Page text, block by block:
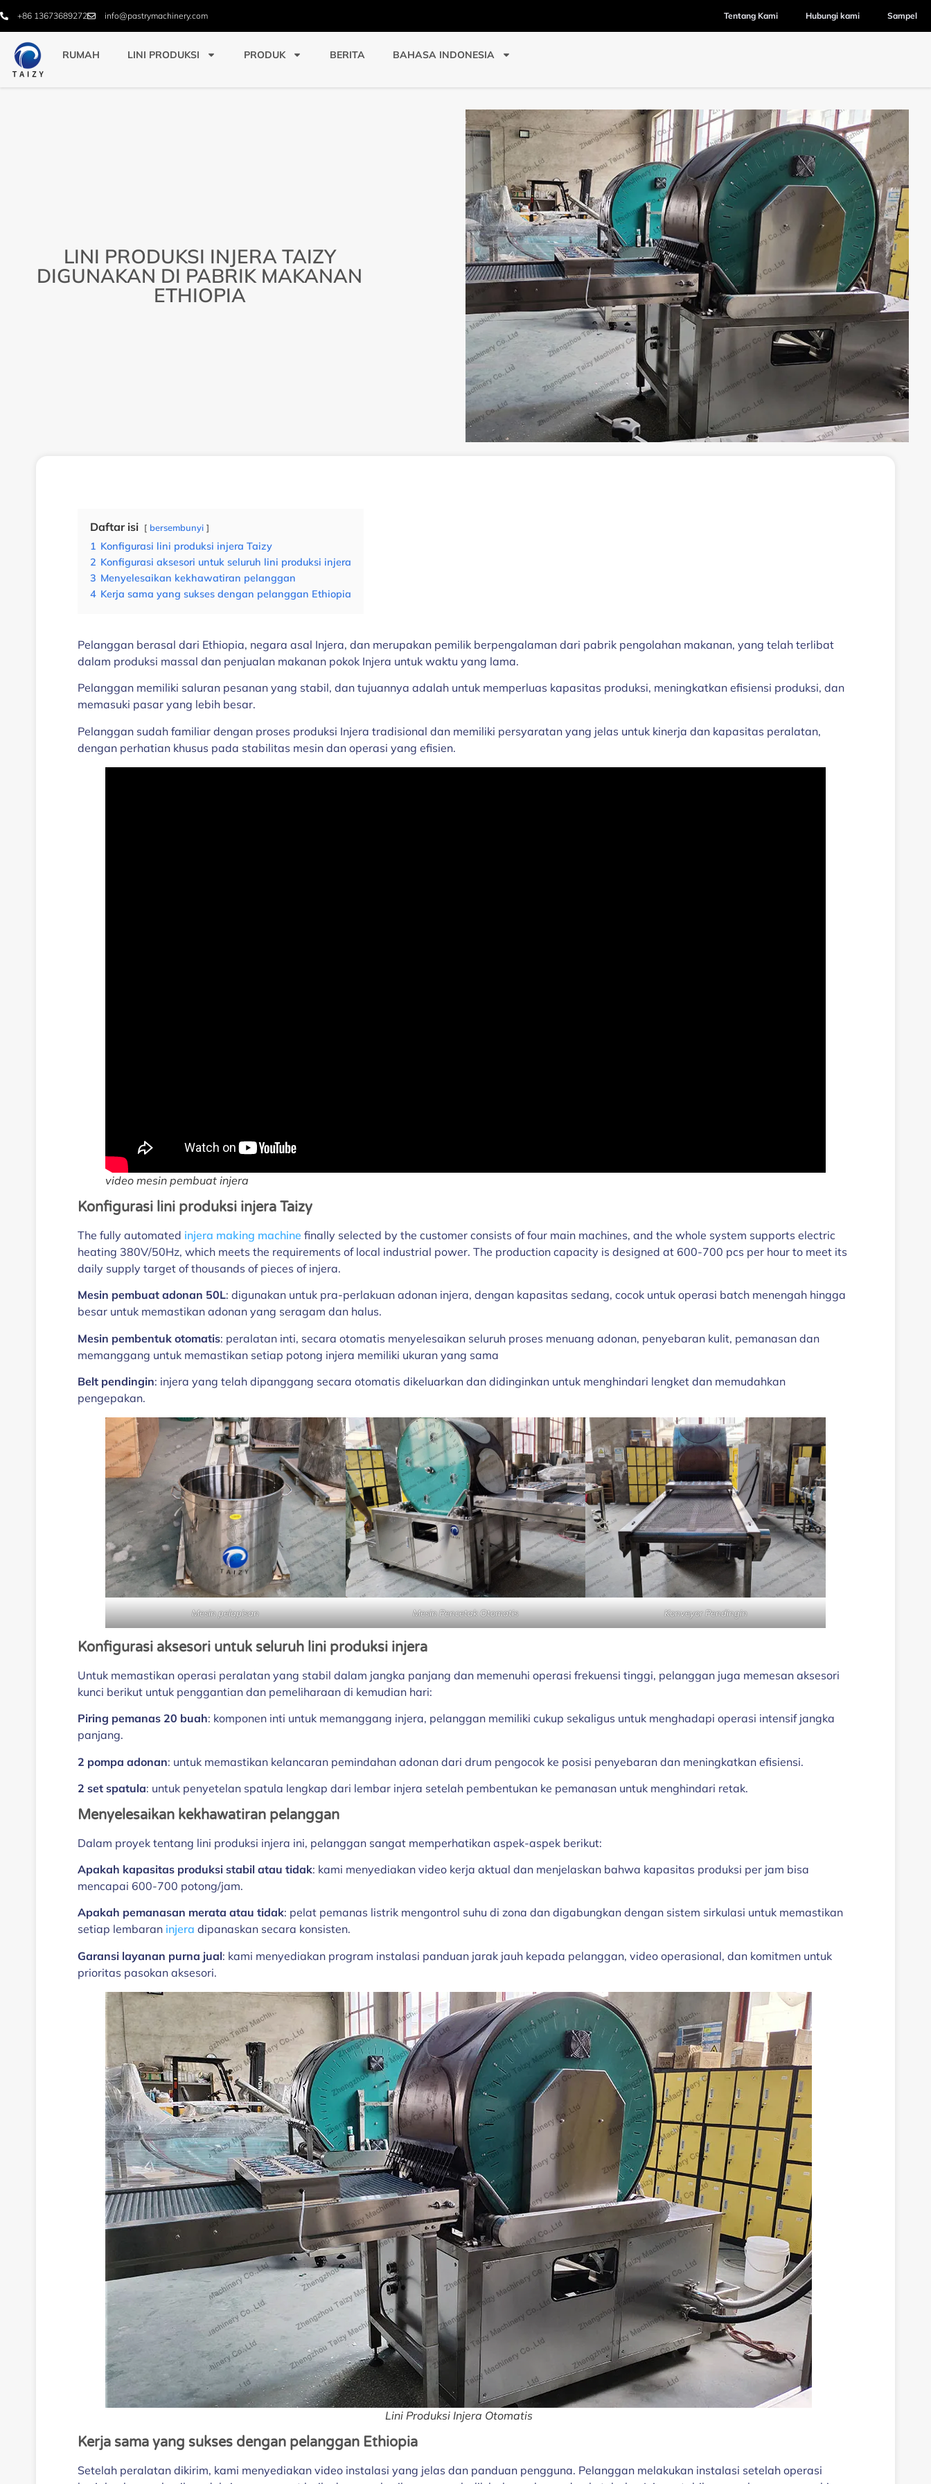
+86 13673689272 info@pastrymachinery.com Tentang Kami Hubungi kami Sampel
RUMAH LINI PRODUKSI PRODUK BERITA BAHASA INDONESIA
LINI PRODUKSI INJERA TAIZY
DIGUNAKAN DI PABRIK MAKANAN
ETHIOPIA
Daftar isi bersembunyi
1 Konfigurasi lini produksi injera Taizy
2 Konfigurasi aksesori untuk seluruh lini produksi injera
3 Menyelesaikan kekhawatiran pelanggan
4 Kerja sama yang sukses dengan pelanggan Ethiopia
Pelanggan berasal dari Ethiopia, negara asal Injera, dan merupakan pemilik berpengalaman dari pabrik pengolahan makanan, yang telah terlibat
dalam produksi massal dan penjualan makanan pokok Injera untuk waktu yang lama.
Pelanggan memiliki saluran pesanan yang stabil, dan tujuannya adalah untuk memperluas kapasitas produksi, meningkatkan efisiensi produksi, dan
memasuki pasar yang lebih besar.
Pelanggan sudah familiar dengan proses produksi Injera tradisional dan memiliki persyaratan yang jelas untuk kinerja dan kapasitas peralatan,
dengan perhatian khusus pada stabilitas mesin dan operasi yang efisien.
video mesin pembuat injera
Konfigurasi lini produksi injera Taizy
The fully automated injera making machine finally selected by the customer consists of four main machines, and the whole system supports electric
heating 380V/50Hz, which meets the requirements of local industrial power. The production capacity is designed at 600-700 pcs per hour to meet its
daily supply target of thousands of pieces of injera.
Mesin pembuat adonan 50L: digunakan untuk pra-perlakuan adonan injera, dengan kapasitas sedang, cocok untuk operasi batch menengah hingga
besar untuk memastikan adonan yang seragam dan halus.
Mesin pembentuk otomatis: peralatan inti, secara otomatis menyelesaikan seluruh proses menuang adonan, penyebaran kulit, pemanasan dan
memanggang untuk memastikan setiap potong injera memiliki ukuran yang sama
Belt pendingin: injera yang telah dipanggang secara otomatis dikeluarkan dan didinginkan untuk menghindari lengket dan memudahkan
pengepakan.
Mesin pelapisan Mesin Pencetak Otomatis Konveyor Pendingin
Konfigurasi aksesori untuk seluruh lini produksi injera
Untuk memastikan operasi peralatan yang stabil dalam jangka panjang dan memenuhi operasi frekuensi tinggi, pelanggan juga memesan aksesori
kunci berikut untuk penggantian dan pemeliharaan di kemudian hari:
Piring pemanas 20 buah: komponen inti untuk memanggang injera, pelanggan memiliki cukup sekaligus untuk menghadapi operasi intensif jangka
panjang.
2 pompa adonan: untuk memastikan kelancaran pemindahan adonan dari drum pengocok ke posisi penyebaran dan meningkatkan efisiensi.
2 set spatula: untuk penyetelan spatula lengkap dari lembar injera setelah pembentukan ke pemanasan untuk menghindari retak.
Menyelesaikan kekhawatiran pelanggan
Dalam proyek tentang lini produksi injera ini, pelanggan sangat memperhatikan aspek-aspek berikut:
Apakah kapasitas produksi stabil atau tidak: kami menyediakan video kerja aktual dan menjelaskan bahwa kapasitas produksi per jam bisa
mencapai 600-700 potong/jam.
Apakah pemanasan merata atau tidak: pelat pemanas listrik mengontrol suhu di zona dan digabungkan dengan sistem sirkulasi untuk memastikan
setiap lembaran injera dipanaskan secara konsisten.
Garansi layanan purna jual: kami menyediakan program instalasi panduan jarak jauh kepada pelanggan, video operasional, dan komitmen untuk
prioritas pasokan aksesori.
Lini Produksi Injera Otomatis
Kerja sama yang sukses dengan pelanggan Ethiopia
Setelah peralatan dikirim, kami menyediakan video instalasi yang jelas dan panduan pengguna. Pelanggan melakukan instalasi setelah operasi